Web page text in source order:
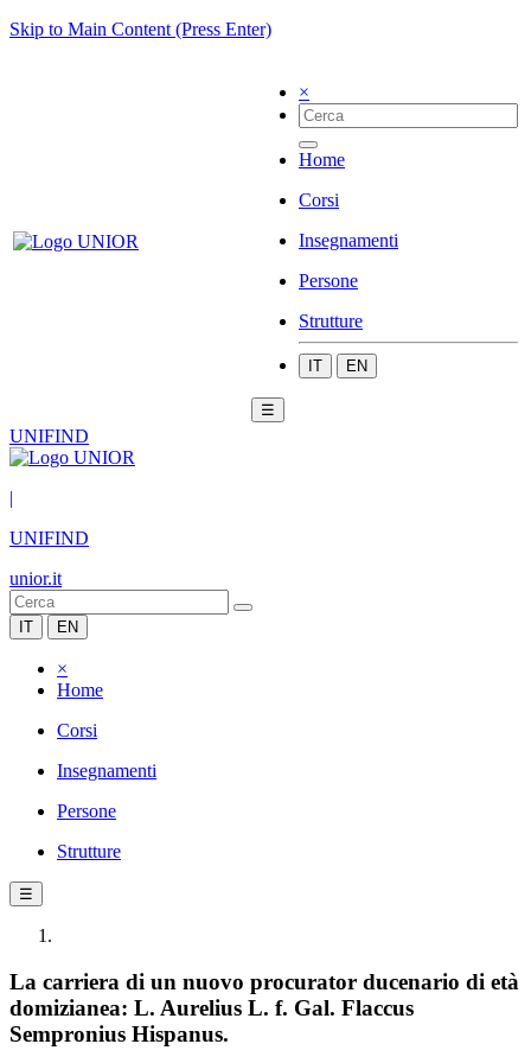
Skip to Main Content (Press Enter)
×
Home
Corsi
Insegnamenti
Persone
Strutture
IT EN
☰
UNIFIND
|
UNIFIND
unior.it
IT EN
×
Home
Corsi
Insegnamenti
Persone
Strutture
☰
La carriera di un nuovo procurator ducenario di età
domizianea: L. Aurelius L. f. Gal. Flaccus
Sempronius Hispanus.